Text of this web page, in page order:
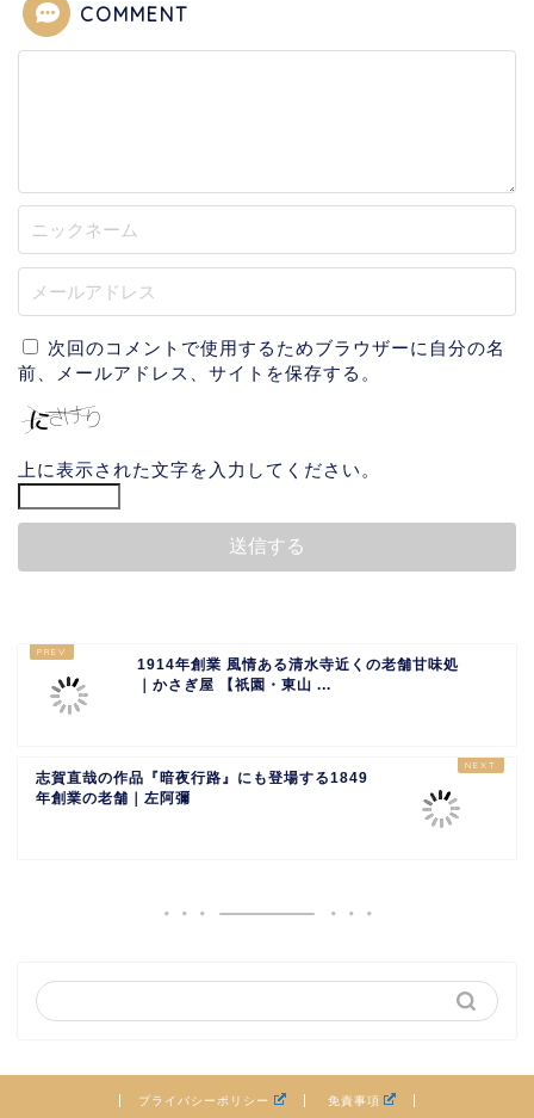
COMMENT
次回のコメントで使用するためブラウザーに自分の名
前、メールアドレス、サイトを保存する。
上に表示された文字を入力してください。
1914年創業 風情ある清水寺近くの老舗甘味処
｜かさぎ屋 【祇園・東山 ...
志賀直哉の作品『暗夜行路』にも登場する1849
年創業の老舗｜左阿彌
プライバシーポリシー 免責事項